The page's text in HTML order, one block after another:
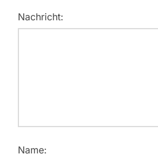
Nachricht:
Name: